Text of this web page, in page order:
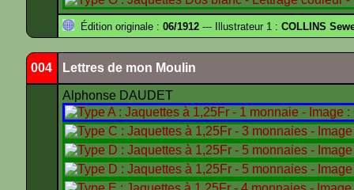
Édition originale : 06/1912 --- Illustrateur 1 : COLLINS
004 Lettres de mon Moulin
Alphonse DAUDET